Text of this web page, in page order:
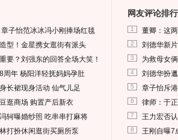
章子怡范冰冰冯小刚捧场红毯
型！金星携女逛街有派头
要？刘强东的回答全场大笑！
周年 杨阳洋轻抚妈妈孕肚
长裙现身活动 仙气儿足
逛商场 购置产后新衣
轲曝婚纱照 吃串串打麻将
打扮休闲逛街买厕所泵
网友评论排行
1 董卿：这
2 刘德华新
3 为救母女
4 刘德华扮
5 章子怡斥
6 律师：于
7 王力宏否
8 王刚自曝7